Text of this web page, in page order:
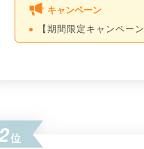
キャンペーン
【期間限定キャンペー
位